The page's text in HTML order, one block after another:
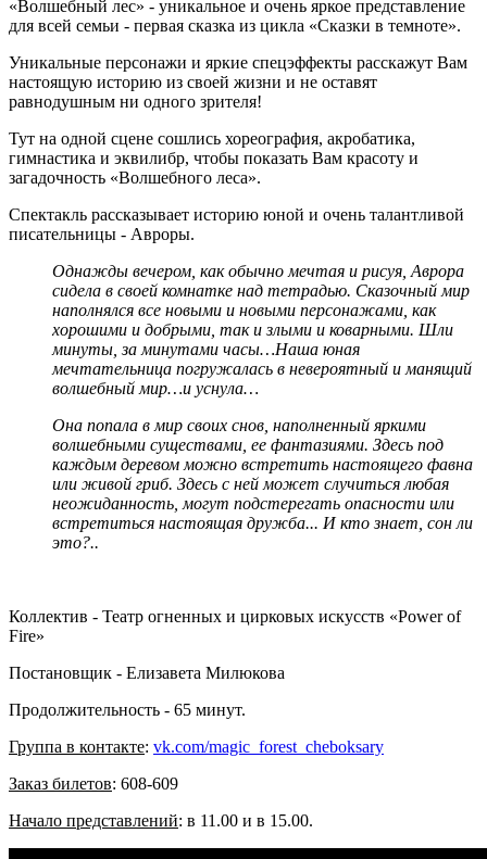
«Волшебный лес» - уникальное и очень яркое представление
для всей семьи - первая сказка из цикла «Сказки в темноте».
Уникальные персонажи и яркие спецэффекты расскажут Вам
настоящую историю из своей жизни и не оставят
равнодушным ни одного зрителя!
Тут на одной сцене сошлись хореография, акробатика,
гимнастика и эквилибр, чтобы показать Вам красоту и
загадочность «Волшебного леса».
Спектакль рассказывает историю юной и очень талантливой
писательницы - Авроры.
Однажды вечером, как обычно мечтая и рисуя, Аврора
сидела в своей комнатке над тетрадью. Сказочный мир
наполнялся все новыми и новыми персонажами, как
хорошими и добрыми, так и злыми и коварными. Шли
минуты, за минутами часы…Наша юная
мечтательница погружалась в невероятный и манящий
волшебный мир…и уснула…
Она попала в мир своих снов, наполненный яркими
волшебными существами, ее фантазиями. Здесь под
каждым деревом можно встретить настоящего фавна
или живой гриб. Здесь с ней может случиться любая
неожиданность, могут подстерегать опасности или
встретиться настоящая дружба... И кто знает, сон ли
это?..
Коллектив - Театр огненных и цирковых искусств «Power of
Fire»
Постановщик - Елизавета Милюкова
Продолжительность - 65 минут.
Группа в контакте: vk.com/magic_forest_cheboksary
Заказ билетов: 608-609
Начало представлений: в 11.00 и в 15.00.